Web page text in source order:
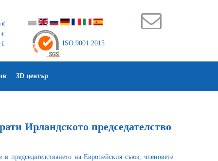
€
€
€
ISO 9001:2015
3D център
Ирландското председателство
председателстването на Европейския съюз, членовете